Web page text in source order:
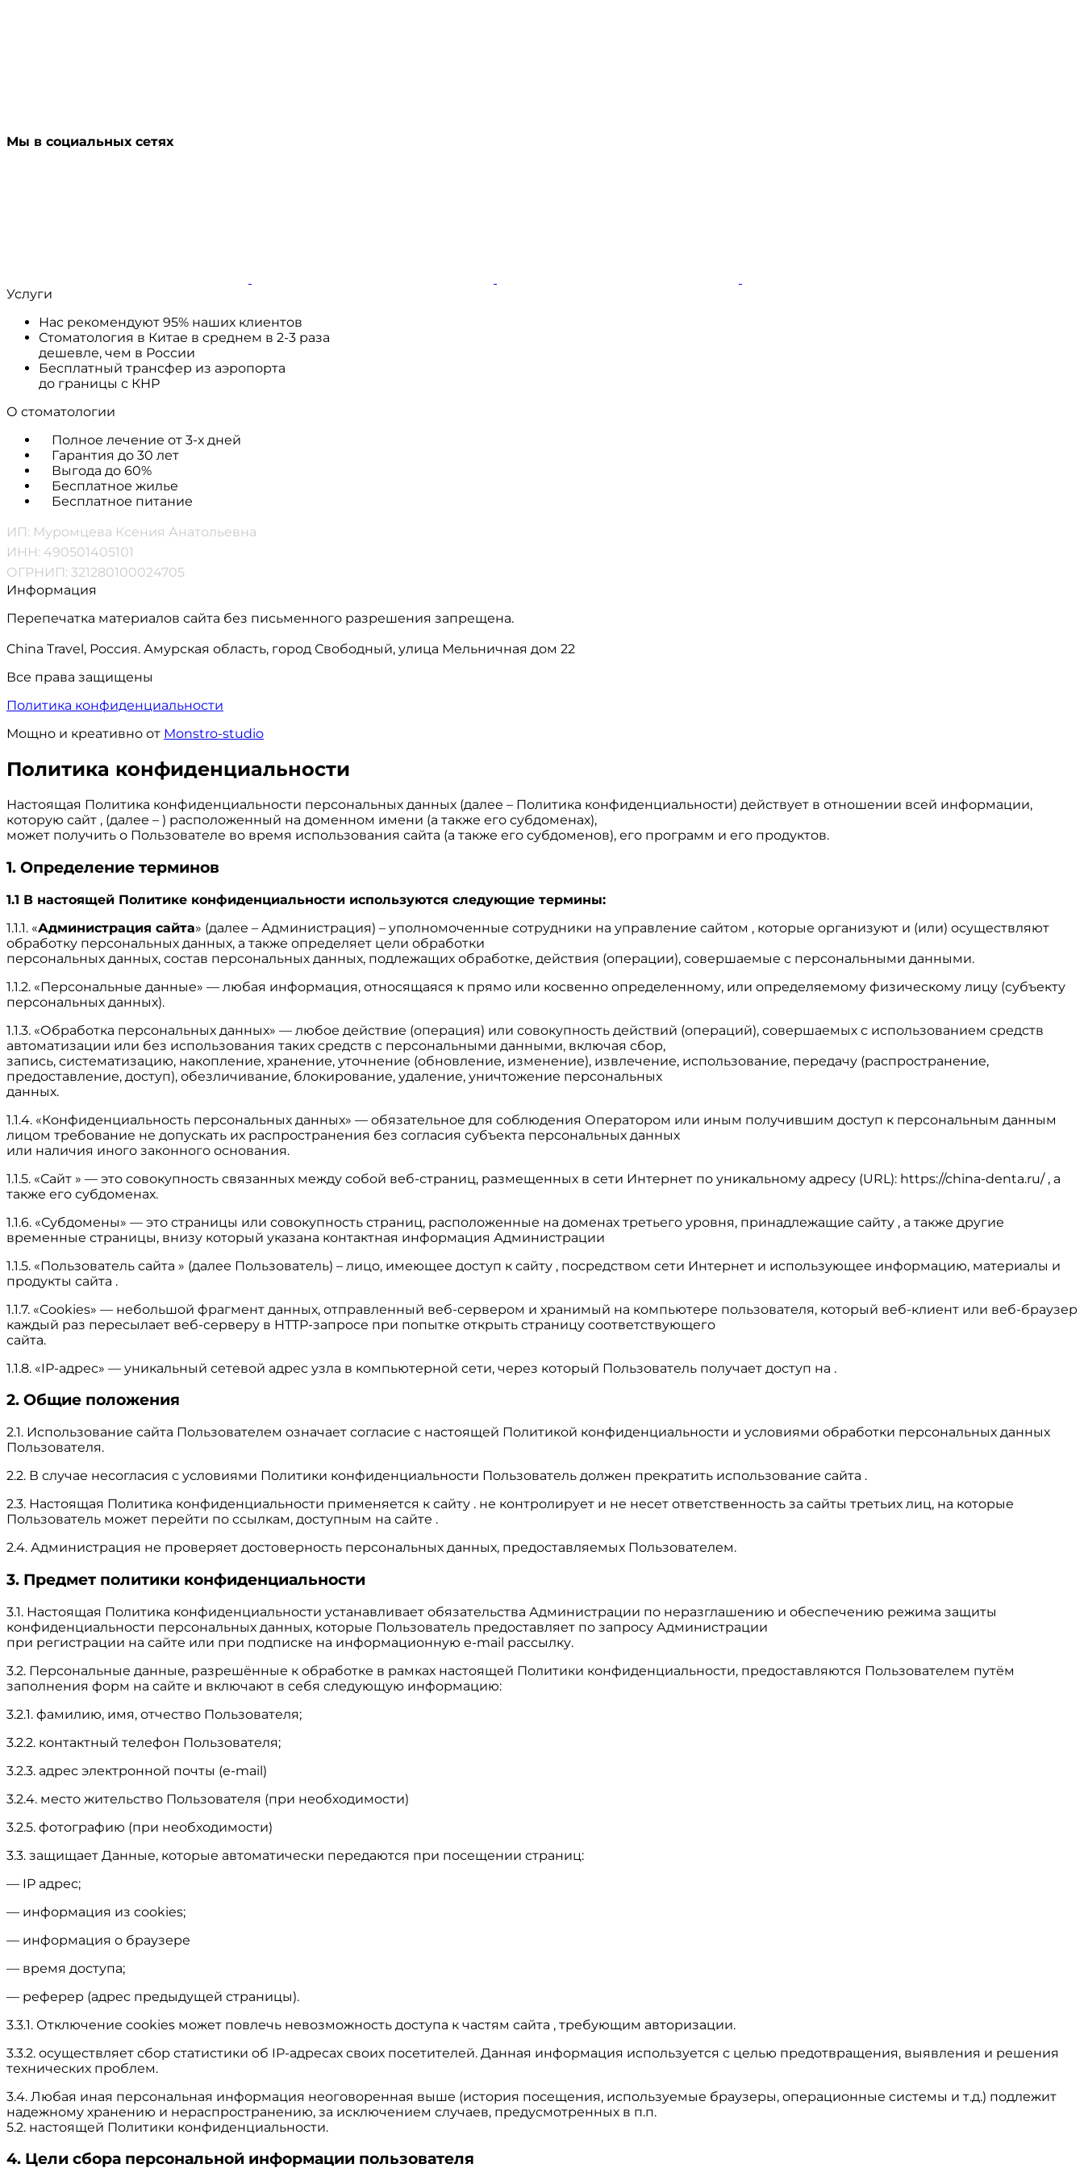
Мы в социальных сетях
Услуги
Нас рекомендуют 95% наших клиентов
Стоматология в Китае в среднем в 2-3 раза
дешевле, чем в России
Бесплатный трансфер из аэропорта
до границы с КНР
О стоматологии
Полное лечение от 3-х дней
Гарантия до 30 лет
Выгода до 60%
Бесплатное жилье
Бесплатное питание
ИП: Муромцева Ксения Анатольевна
ИНН: 490501405101
ОГРНИП: 321280100024705
Информация
Перепечатка материалов сайта без письменного разрешения запрещена.
China Travel, Россия. Амурская область, город Свободный, улица Мельничная дом 22
Все права защищены
Политика конфиденциальности
Мощно и креативно от Monstro-studio
Политика конфиденциальности
Настоящая Политика конфиденциальности персональных данных (далее – Политика конфиденциальности) действует в отношении всей информации,
которую сайт , (далее – ) расположенный на доменном имени (а также его субдоменах),
может получить о Пользователе во время использования сайта (а также его субдоменов), его программ и его продуктов.
1. Определение терминов
1.1 В настоящей Политике конфиденциальности используются следующие термины:
1.1.1. «Администрация сайта» (далее – Администрация) – уполномоченные сотрудники на управление сайтом , которые организуют и (или) осуществляют
обработку персональных данных, а также определяет цели обработки
персональных данных, состав персональных данных, подлежащих обработке, действия (операции), совершаемые с персональными данными.
1.1.2. «Персональные данные» — любая информация, относящаяся к прямо или косвенно определенному, или определяемому физическому лицу (субъекту
персональных данных).
1.1.3. «Обработка персональных данных» — любое действие (операция) или совокупность действий (операций), совершаемых с использованием средств
автоматизации или без использования таких средств с персональными данными, включая сбор,
запись, систематизацию, накопление, хранение, уточнение (обновление, изменение), извлечение, использование, передачу (распространение,
предоставление, доступ), обезличивание, блокирование, удаление, уничтожение персональных
данных.
1.1.4. «Конфиденциальность персональных данных» — обязательное для соблюдения Оператором или иным получившим доступ к персональным данным
лицом требование не допускать их распространения без согласия субъекта персональных данных
или наличия иного законного основания.
1.1.5. «Сайт » — это совокупность связанных между собой веб-страниц, размещенных в сети Интернет по уникальному адресу (URL): https://china-denta.ru/ , а
также его субдоменах.
1.1.6. «Субдомены» — это страницы или совокупность страниц, расположенные на доменах третьего уровня, принадлежащие сайту , а также другие
временные страницы, внизу который указана контактная информация Администрации
1.1.5. «Пользователь сайта » (далее Пользователь) – лицо, имеющее доступ к сайту , посредством сети Интернет и использующее информацию, материалы и
продукты сайта .
1.1.7. «Cookies» — небольшой фрагмент данных, отправленный веб-сервером и хранимый на компьютере пользователя, который веб-клиент или веб-браузер
каждый раз пересылает веб-серверу в HTTP-запросе при попытке открыть страницу соответствующего
сайта.
1.1.8. «IP-адрес» — уникальный сетевой адрес узла в компьютерной сети, через который Пользователь получает доступ на .
2. Общие положения
2.1. Использование сайта Пользователем означает согласие с настоящей Политикой конфиденциальности и условиями обработки персональных данных
Пользователя.
2.2. В случае несогласия с условиями Политики конфиденциальности Пользователь должен прекратить использование сайта .
2.3. Настоящая Политика конфиденциальности применяется к сайту . не контролирует и не несет ответственность за сайты третьих лиц, на которые
Пользователь может перейти по ссылкам, доступным на сайте .
2.4. Администрация не проверяет достоверность персональных данных, предоставляемых Пользователем.
3. Предмет политики конфиденциальности
3.1. Настоящая Политика конфиденциальности устанавливает обязательства Администрации по неразглашению и обеспечению режима защиты
конфиденциальности персональных данных, которые Пользователь предоставляет по запросу Администрации
при регистрации на сайте или при подписке на информационную e-mail рассылку.
3.2. Персональные данные, разрешённые к обработке в рамках настоящей Политики конфиденциальности, предоставляются Пользователем путём
заполнения форм на сайте и включают в себя следующую информацию:
3.2.1. фамилию, имя, отчество Пользователя;
3.2.2. контактный телефон Пользователя;
3.2.3. адрес электронной почты (e-mail)
3.2.4. место жительство Пользователя (при необходимости)
3.2.5. фотографию (при необходимости)
3.3. защищает Данные, которые автоматически передаются при посещении страниц:
— IP адрес;
— информация из cookies;
— информация о браузере
— время доступа;
— реферер (адрес предыдущей страницы).
3.3.1. Отключение cookies может повлечь невозможность доступа к частям сайта , требующим авторизации.
3.3.2. осуществляет сбор статистики об IP-адресах своих посетителей. Данная информация используется с целью предотвращения, выявления и решения
технических проблем.
3.4. Любая иная персональная информация неоговоренная выше (история посещения, используемые браузеры, операционные системы и т.д.) подлежит
надежному хранению и нераспространению, за исключением случаев, предусмотренных в п.п.
5.2. настоящей Политики конфиденциальности.
4. Цели сбора персональной информации пользователя